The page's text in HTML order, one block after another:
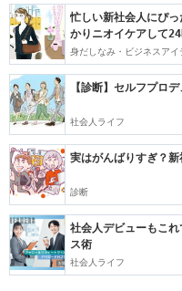
忙しい新社会人にぴ
かりニオイケアして24
身だしなみ・ビジネスアイ
【診断】セルフプロ
社会人ライフ
実はがんばりすぎ？
診断
社会人デビューもこ
ス術
社会人ライフ